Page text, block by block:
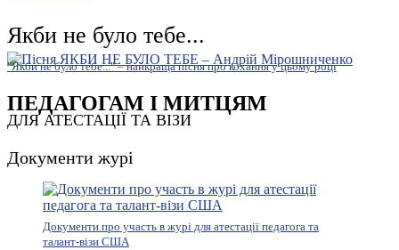
Якби не було тебе...
"Якби не було тебе..." – найкраща пісня про кохання у цьому році
ПЕДАГОГАМ І МИТЦЯМ
ДЛЯ АТЕСТАЦІЇ ТА ВІЗИ
Документи журі
Документи про участь в журі для атестації педагога та
талант-візи США